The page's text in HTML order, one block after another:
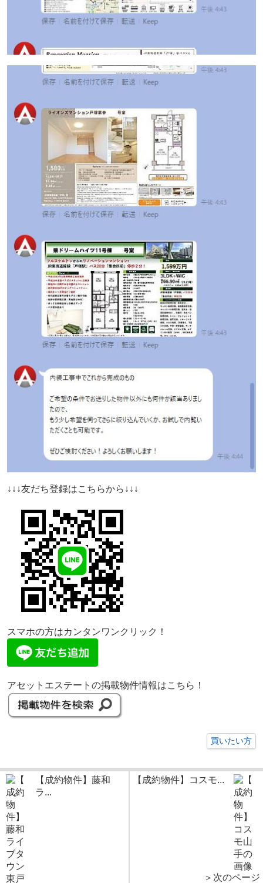
↓↓↓友だち登録はこちらから↓↓↓
スマホの方はカンタンワンクリック！
アセットエステートの掲載物件情報はこちら！
買いたい方
【成約物件】藤和
ラ...
【成約物件】コスモ...
＞次のページ